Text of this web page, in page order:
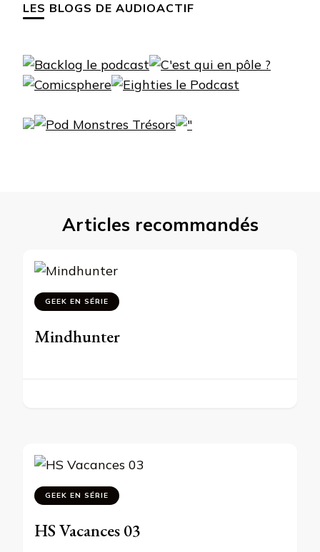
LES BLOGS DE AUDIOACTIF
Articles recommandés
GEEK EN SÉRIE
Mindhunter
GEEK EN SÉRIE
HS Vacances 03